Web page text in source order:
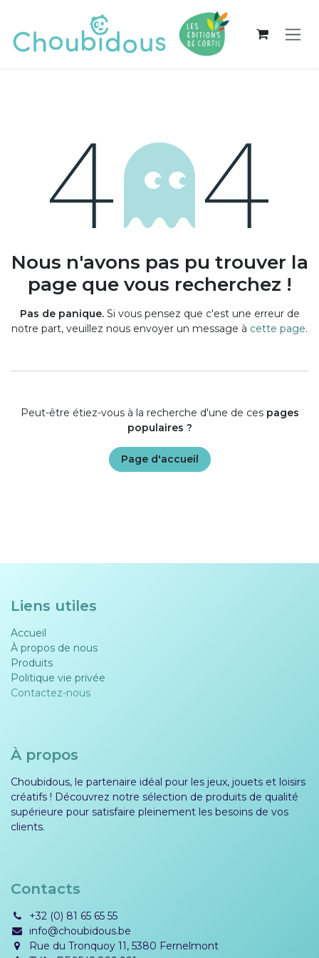
Erreur 404
Nous n'avons pas pu trouver la
page que vous recherchez !
Pas de panique.Si vous pensez que c'est une erreur de
notre part, veuillez nous envoyer un message à cette page.
Peut-être étiez-vous à la recherche d'une de ces pages
populaires ?
Page d'accueil
Liens utiles
Accueil
À propos de nous
Produits
Politique vie privée​​
Contactez-nous
À propos
Choubidous, le partenaire idéal pour les jeux, jouets et loisirs
créatifs ! Découvrez notre sélection de produits de qualité
supérieure pour satisfaire pleinement les besoins de vos
clients.
Contacts
+32 (0) 81 65 65 55
info@choubidous.be
Rue du Tronquoy 11, 5380 Fernelmont